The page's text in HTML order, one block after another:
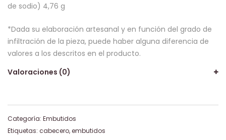
de sodio) 4,76 g
*Dada su elaboración artesanal y en función del grado de
infiltración de la pieza, puede haber alguna diferencia de
valores a los descritos en el producto.
Valoraciones (0)
Categoría: Embutidos
Etiquetas: cabecero,embutidos